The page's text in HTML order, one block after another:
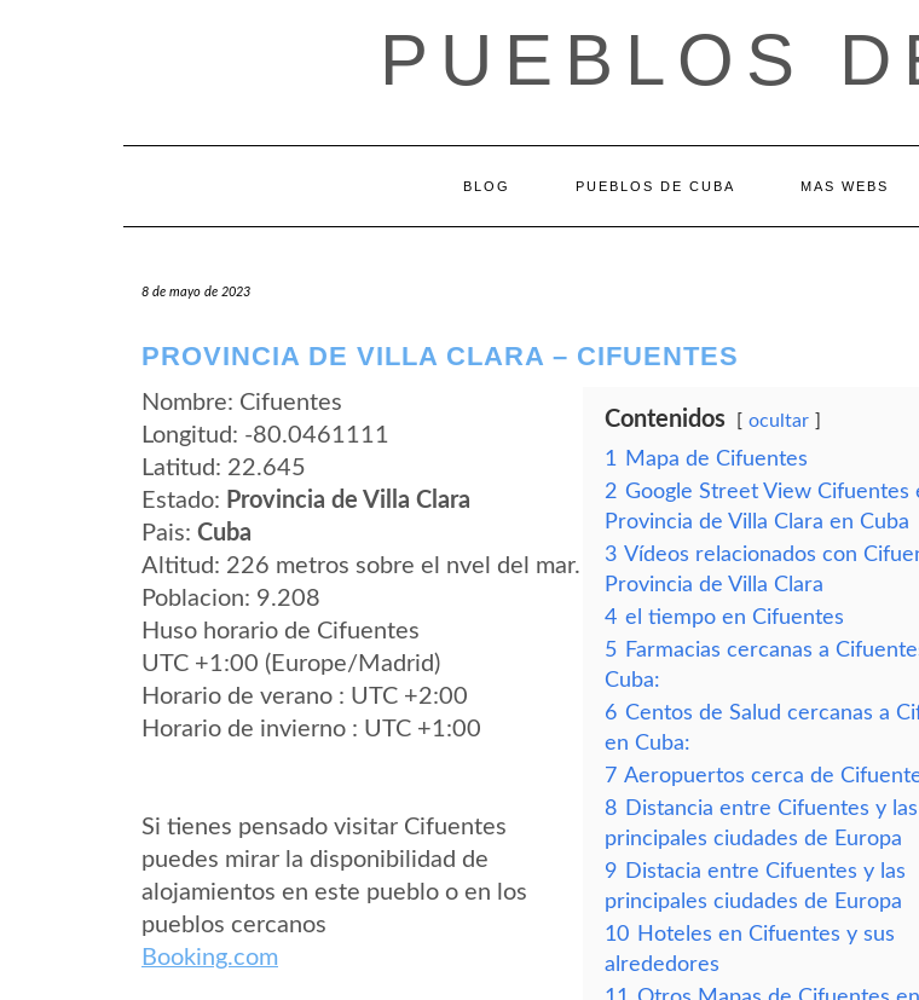
PUEBLOS
BLOG PUEBLOS DE CUBA MAS WEBS
8 de mayo de 2023
PROVINCIA DE VILLA CLARA – CIFUENTES
Nombre: Cifuentes
Longitud: -80.0461111
Latitud: 22.645
Estado: Provincia de Villa Clara
Pais: Cuba
Altitud: 226 metros sobre el nvel del mar.
Poblacion: 9.208
Huso horario de Cifuentes
UTC +1:00 (Europe/Madrid)
Horario de verano : UTC +2:00
Horario de invierno : UTC +1:00
Si tienes pensado visitar Cifuentes
puedes mirar la disponibilidad de
alojamientos en este pueblo o en los
pueblos cercanos
Booking.com
Contenidos ocultar
1
Mapa de Cifuentes
2 Google Street View Cifuentes
Provincia de Villa Clara en Cuba
3 Vídeos relacionados con
Provincia de Villa Clara
4 el tiempo en Cifuentes
5 Farmacias cercanas a
Cuba:
6 Centos de Salud cercanas a
en Cuba:
7 Aeropuertos cerca de
8 Distancia entre Cifuentes y las
principales ciudades de Europa
9 Distacia entre Cifuentes y las
principales ciudades de Europa
10 Hoteles en Cifuentes y sus
alrededores